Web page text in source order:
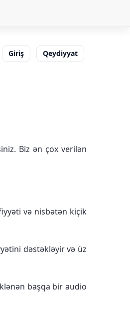
Giriş Qeydiyyat
Biz ən çox verilən
və nisbətən kiçik
dəstəkləyir və üz
başqa bir audio